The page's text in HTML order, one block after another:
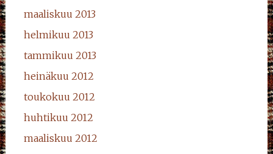
maaliskuu 2013
helmikuu 2013
tammikuu 2013
heinäkuu 2012
toukokuu 2012
huhtikuu 2012
maaliskuu 2012